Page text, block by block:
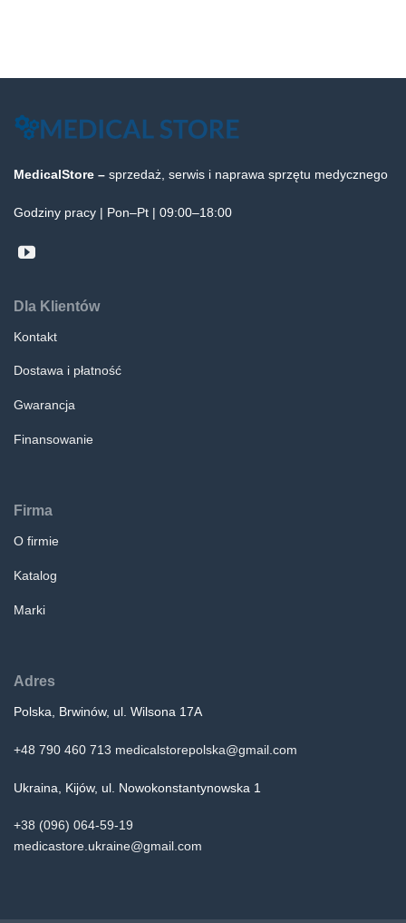
MedicalStore – sprzedaż, serwis i naprawa sprzętu medycznego
Godziny pracy | Pon–Pt | 09:00–18:00
Dla Klientów
Kontakt
Dostawa i płatność
Gwarancja
Finansowanie
Firma
O firmie
Katalog
Marki
Adres
Polska, Brwinów, ul. Wilsona 17A
+48 790 460 713 medicalstorepolska@gmail.com
Ukraina, Kijów, ul. Nowokonstantynowska 1
+38 (096) 064-59-19
medicastore.ukraine@gmail.com